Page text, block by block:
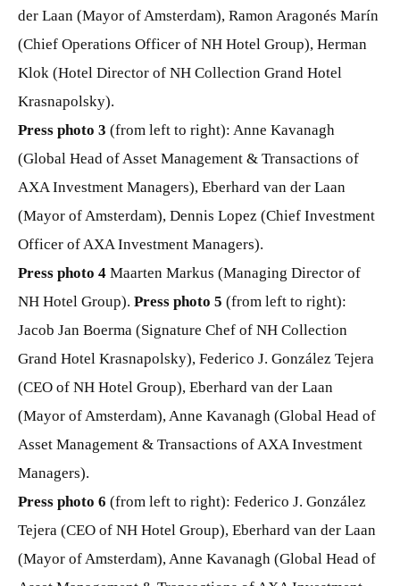
der Laan (Mayor of Amsterdam), Ramon Aragonés Marín
(Chief Operations Officer of NH Hotel Group), Herman
Klok (Hotel Director of NH Collection Grand Hotel
Krasnapolsky).
Press photo 3 (from left to right): Anne Kavanagh
(Global Head of Asset Management & Transactions of
AXA Investment Managers), Eberhard van der Laan
(Mayor of Amsterdam), Dennis Lopez (Chief Investment
Officer of AXA Investment Managers).
Press photo 4 Maarten Markus (Managing Director of
NH Hotel Group). Press photo 5 (from left to right):
Jacob Jan Boerma (Signature Chef of NH Collection
Grand Hotel Krasnapolsky), Federico J. González Tejera
(CEO of NH Hotel Group), Eberhard van der Laan
(Mayor of Amsterdam), Anne Kavanagh (Global Head of
Asset Management & Transactions of AXA Investment
Managers).
Press photo 6 (from left to right): Federico J. González
Tejera (CEO of NH Hotel Group), Eberhard van der Laan
(Mayor of Amsterdam), Anne Kavanagh (Global Head of